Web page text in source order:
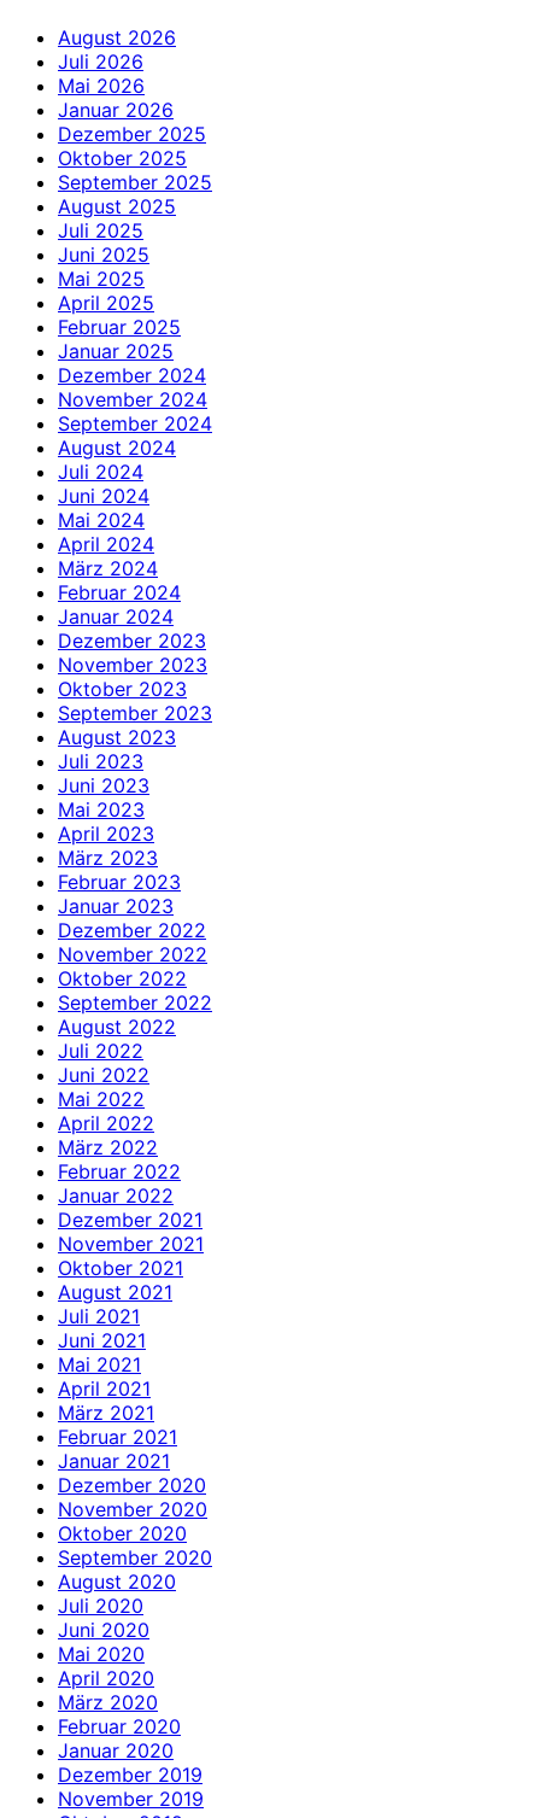
August 2026
Juli 2026
Mai 2026
Januar 2026
Dezember 2025
Oktober 2025
September 2025
August 2025
Juli 2025
Juni 2025
Mai 2025
April 2025
Februar 2025
Januar 2025
Dezember 2024
November 2024
September 2024
August 2024
Juli 2024
Juni 2024
Mai 2024
April 2024
März 2024
Februar 2024
Januar 2024
Dezember 2023
November 2023
Oktober 2023
September 2023
August 2023
Juli 2023
Juni 2023
Mai 2023
April 2023
März 2023
Februar 2023
Januar 2023
Dezember 2022
November 2022
Oktober 2022
September 2022
August 2022
Juli 2022
Juni 2022
Mai 2022
April 2022
März 2022
Februar 2022
Januar 2022
Dezember 2021
November 2021
Oktober 2021
August 2021
Juli 2021
Juni 2021
Mai 2021
April 2021
März 2021
Februar 2021
Januar 2021
Dezember 2020
November 2020
Oktober 2020
September 2020
August 2020
Juli 2020
Juni 2020
Mai 2020
April 2020
März 2020
Februar 2020
Januar 2020
Dezember 2019
November 2019